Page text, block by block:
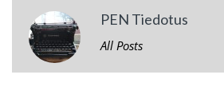
PEN Tiedotus
All Posts